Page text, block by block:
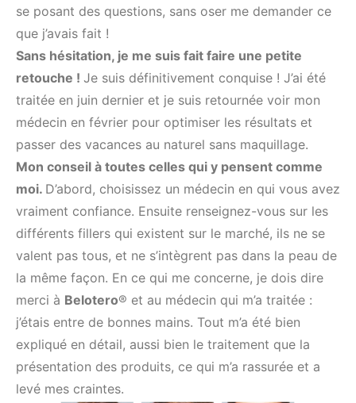
se posant des questions, sans oser me demander ce
que j’avais fait !
Sans hésitation, je me suis fait faire une petite
retouche ! Je suis définitivement conquise ! J’ai été
traitée en juin dernier et je suis retournée voir mon
médecin en février pour optimiser les résultats et
passer des vacances au naturel sans maquillage.
Mon conseil à toutes celles qui y pensent comme
moi. D’abord, choisissez un médecin en qui vous avez
vraiment confiance. Ensuite renseignez-vous sur les
différents fillers qui existent sur le marché, ils ne se
valent pas tous, et ne s’intègrent pas dans la peau de
la même façon. En ce qui me concerne, je dois dire
merci à Belotero® et au médecin qui m’a traitée :
j’étais entre de bonnes mains. Tout m’a été bien
expliqué en détail, aussi bien le traitement que la
présentation des produits, ce qui m’a rassurée et a
levé mes craintes.